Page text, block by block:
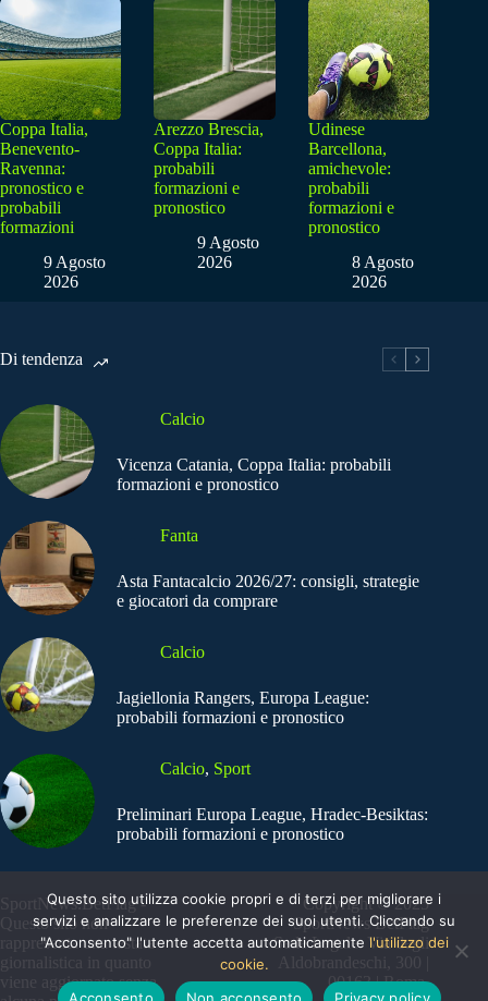
Coppa Italia,
Benevento-
Ravenna:
pronostico e
probabili
formazioni
9 Agosto
2026
Arezzo Brescia,
Coppa Italia:
probabili
formazioni e
pronostico
9 Agosto
2026
Udinese
Barcellona,
amichevole:
probabili
formazioni e
pronostico
8 Agosto
2026
Di tendenza
Calcio
Vicenza Catania, Coppa Italia: probabili
formazioni e pronostico
Fanta
Asta Fantacalcio 2026/27: consigli, strategie
e giocatori da comprare
Calcio
Jagiellonia Rangers, Europa League:
probabili formazioni e pronostico
Calcio, Sport
Preliminari Europa League, Hradec-Besiktas:
probabili formazioni e pronostico
SportNews.BetFlag -
Questo sito non
rappresenta una testata
giornalistica in quanto
viene aggiornato senza
Copyright © 2025
SportNews BetFlag
Sede Legale: Via degli
Aldobrandeschi, 300 |
00163 | Roma
Questo sito utilizza cookie propri e di terzi per migliorare i
servizi e analizzare le preferenze dei suoi utenti. Cliccando su
"Acconsento" l'utente accetta automaticamente l'utilizzo dei
cookie.
Acconsento
Non acconsento Privacy policy